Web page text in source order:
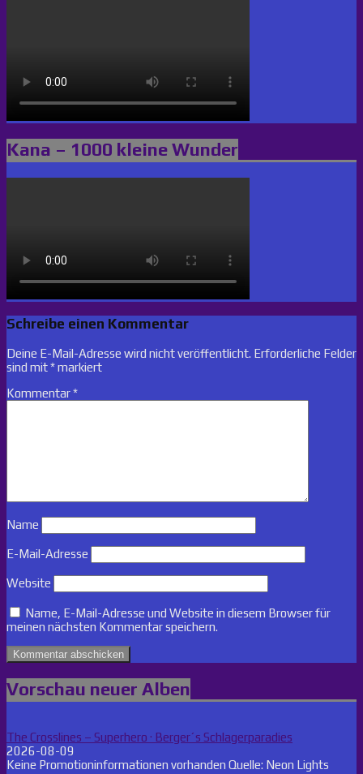
Kana – 1000 kleine Wunder
Schreibe einen Kommentar
Deine E-Mail-Adresse wird nicht veröffentlicht. Erforderliche Felder
sind mit*markiert
Kommentar*
Name
E-Mail-Adresse
Website
Name, E-Mail-Adresse und Website in diesem Browser für
meinen nächsten Kommentar speichern.
Vorschau neuer Alben
The Crosslines – Superhero · Berger´s Schlagerparadies
2026-08-09
Keine Promotioninformationen vorhanden Quelle: Neon Lights